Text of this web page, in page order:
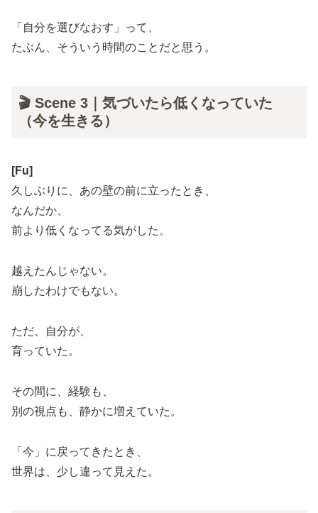
「自分を選びなおす」って、
たぶん、そういう時間のことだと思う。
🎬 Scene 3｜気づいたら低くなっていた
（今を生きる）
[Fu]
久しぶりに、あの壁の前に立ったとき、
なんだか、
前より低くなってる気がした。
越えたんじゃない。
崩したわけでもない。
ただ、自分が、
育っていた。
その間に、経験も、
別の視点も、静かに増えていた。
「今」に戻ってきたとき、
世界は、少し違って見えた。